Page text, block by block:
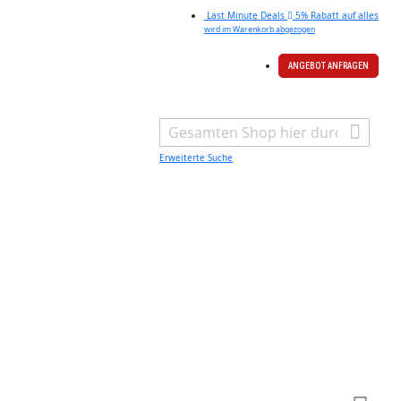
Last Minute Deals 5% Rabatt auf alles
wird im Warenkorb abgezogen
ANGEBOT ANFRAGEN
Erweiterte Suche